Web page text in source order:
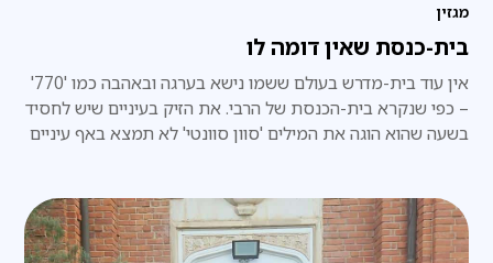
מגזין
בית-כנסת שאין דומה לו
אין עוד בית-מדרש בעולם ששמו נישא בערגה ובאהבה כמו '770'
– כפי שנקרא בית-הכנסת של הרבי. את הזיק בעיניים שיש לחסיד
בשעה שהוא הוגה את המילים 'סוון סוונטי' לא תמצא באף עיניים